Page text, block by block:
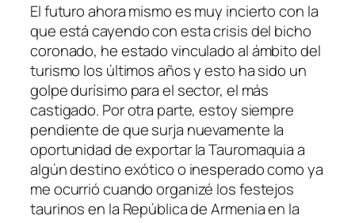
El futuro ahora mismo es muy incierto con la
que está cayendo con esta crisis del bicho
coronado, he estado vinculado al ámbito del
turismo los últimos años y esto ha sido un
golpe durísimo para el sector, el más
castigado. Por otra parte, estoy siempre
pendiente de que surja nuevamente la
oportunidad de exportar la Tauromaquia a
algún destino exótico o inesperado como ya
me ocurrió cuando organizé los festejos
taurinos en la República de Armenia en la